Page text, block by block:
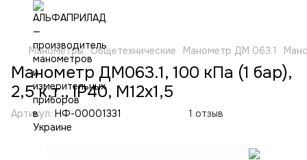
Манометры Общетехнические Манометр ДМ 063.1
Манометр ДМ063.1, 100 кПа (1 бар),
2,5 к.т., IP40, М12х1,5
Артикул: НФ-00001331 1 отзыв